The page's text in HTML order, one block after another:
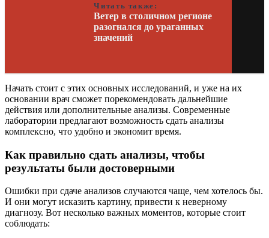
Читать также:
Ветер в столичном регионе
разогнался до ураганных
значений
Начать стоит с этих основных исследований, и уже на их
основании врач сможет порекомендовать дальнейшие
действия или дополнительные анализы. Современные
лаборатории предлагают возможность сдать анализы
комплексно, что удобно и экономит время.
Как правильно сдать анализы, чтобы
результаты были достоверными
Ошибки при сдаче анализов случаются чаще, чем хотелось бы.
И они могут исказить картину, привести к неверному
диагнозу. Вот несколько важных моментов, которые стоит
соблюдать: